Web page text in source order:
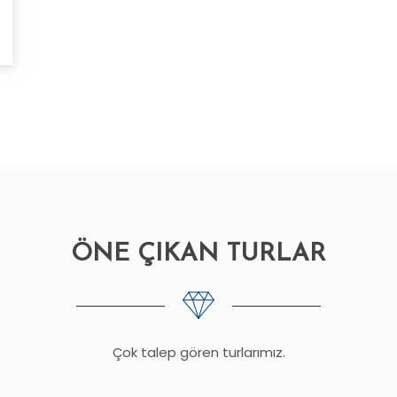
ÖNE ÇIKAN TURLAR
Çok talep gören turlarımız.